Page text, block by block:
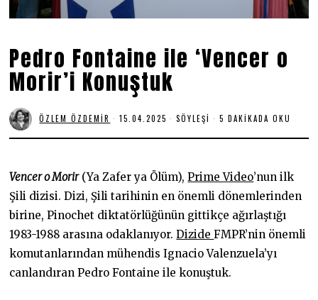
Pedro Fontaine ile ‘Vencer o
Morir’i Konuştuk
ÖZLEM ÖZDEMIR 15.04.2025 1
.
.
2
0
2
5
SÖYLEŞI 5 DAKIKADA OKU
Vencer o Morir (Ya Zafer ya Ölüm),Prime Video’nun ilk
Şili dizisi. Dizi, Şili tarihinin en önemli dönemlerinden
birine, Pinochet diktatörlüğünün gittikçe ağırlaştığı
1983-1988 arasına odaklanıyor.DizideFMPR’nin önemli
komutanlarından mühendis Ignacio Valenzuela’yı
canlandıran Pedro Fontaine ile konuştuk.